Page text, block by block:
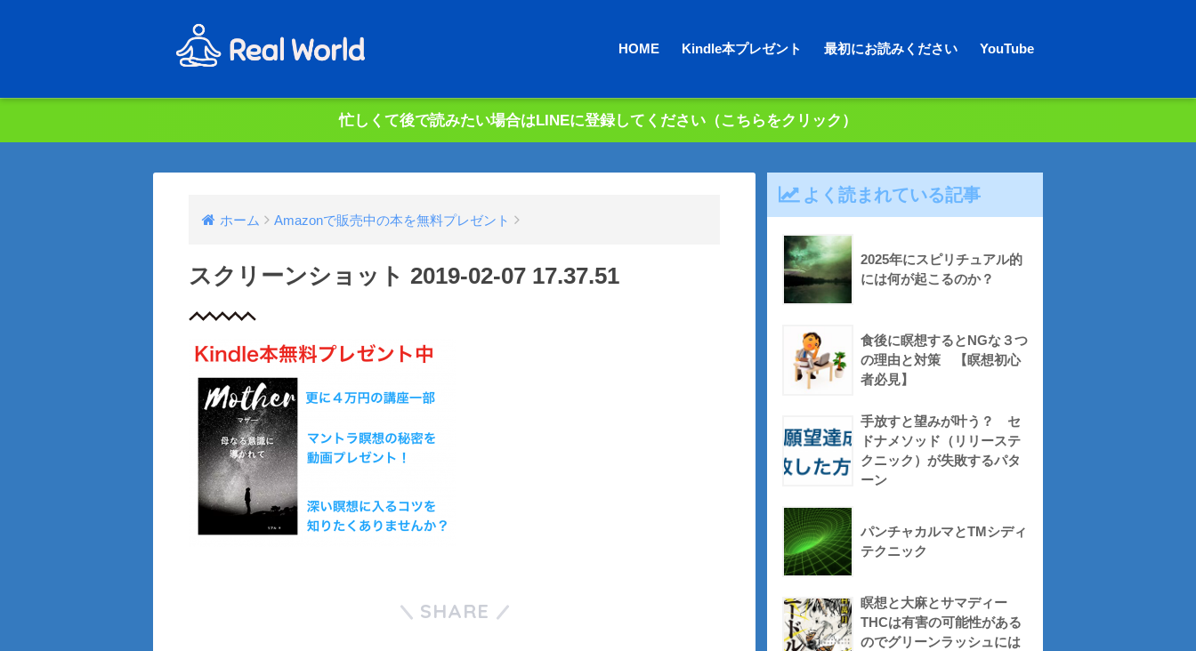
HOME Kindle本プレゼント 最初にお読みください YouTube
忙しくて後で読みたい場合はLINEに登録してください（こちらをクリック）
ホーム Amazonで販売中の本を無料プレゼント
スクリーンショット 2019-02-07 17.37.51
SHARE
よく読まれている記事
2025年にスピリチュアル的
には何が起こるのか？
食後に瞑想するとNGな３つ
の理由と対策 【瞑想初心
者必見】
手放すと望みが叶う？ セ
ドナメソッド（リリーステ
クニック）が失敗するパタ
ーン
パンチャカルマとTMシディ
テクニック
瞑想と大麻とサマディー
THCは有害の可能性がある
のでグリーンラッシュには